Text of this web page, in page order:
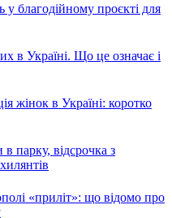
у благодійному проєкті для
в Україні. Що це означає і
жінок в Україні: коротко
в парку, відсрочка з
«приліт»: що відомо про